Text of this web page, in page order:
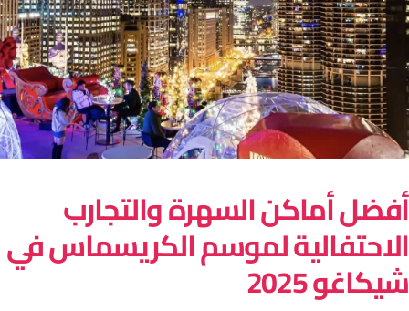
أماكن السهرة والتجارب
لموسم الكريسماس في
2025